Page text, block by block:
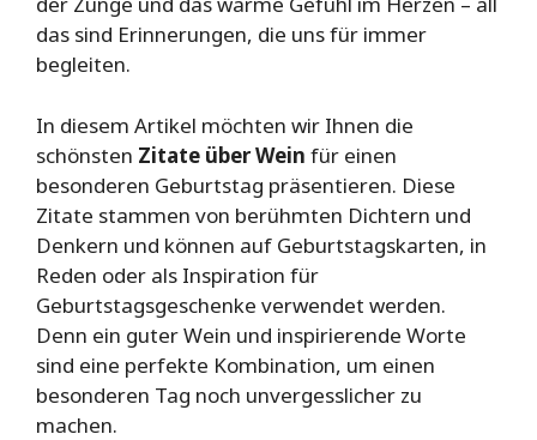
das sind Erinnerungen, die uns für immer
begleiten.
In diesem Artikel möchten wir Ihnen die
schönsten Zitate über Wein für einen
besonderen Geburtstag präsentieren. Diese
Zitate stammen von berühmten Dichtern und
Denkern und können auf Geburtstagskarten, in
Reden oder als Inspiration für
Geburtstagsgeschenke verwendet werden.
Denn ein guter Wein und inspirierende Worte
sind eine perfekte Kombination, um einen
besonderen Tag noch unvergesslicher zu
machen.